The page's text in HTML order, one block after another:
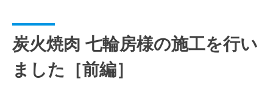
炭火焼肉 七輪房様の施工を行い
ました［前編］